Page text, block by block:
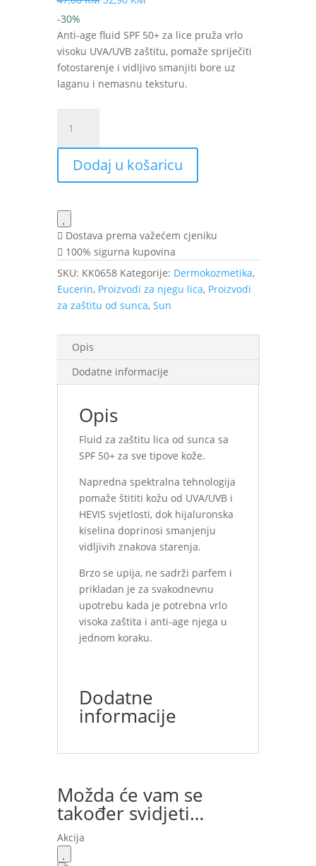
bila
je:
47,00 KM.
je:
32,90 KM.
-30%
Anti-age fluid SPF 50+ za lice pruža vrlo
visoku UVA/UVB zaštitu, pomaže spriječiti
fotostarenje i vidljivo smanjiti bore uz
laganu i nemasnu teksturu.
SUN
Anti-
fluid
zaštitu
od
sunca
SPF
50+
50
ml
Dodaj u košaricu
Dostava prema važećem cjeniku
100% sigurna kupovina
SKU: KK0658 Kategorije: Dermokozmetika,
Eucerin, Proizvodi za njegu lica, Proizvodi
za zaštitu od sunca, Sun
Opis
Dodatne informacije
Opis
Fluid za zaštitu lica od sunca sa
SPF 50+ za sve tipove kože.
Napredna spektralna tehnologija
pomaže štititi kožu od UVA/UVB i
HEVIS svjetlosti, dok hijaluronska
kiselina doprinosi smanjenju
vidljivih znakova starenja.
Brzo se upija, ne sadrži parfem i
prikladan je za svakodnevnu
upotrebu kada je potrebna vrlo
visoka zaštita i anti-age njega u
jednom koraku.
Dodatne
informacije
Možda će vam se
također svidjeti…
Akcija